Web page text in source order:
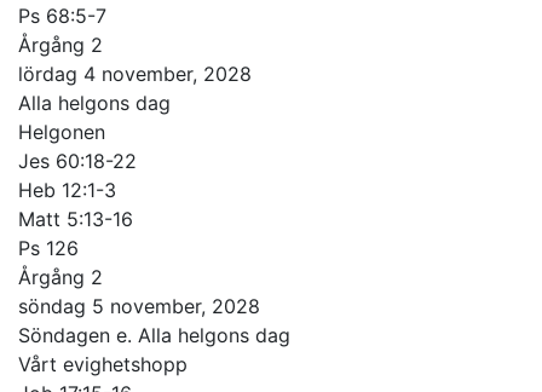
Ps 68:5-7
Årgång 2
lördag 4 november, 2028
Alla helgons dag
Helgonen
Jes 60:18-22
Heb 12:1-3
Matt 5:13-16
Ps 126
Årgång 2
söndag 5 november, 2028
Söndagen e. Alla helgons dag
Vårt evighetshopp